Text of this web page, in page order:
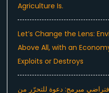
Agriculture Is.
Let’s Change the Lens:
Above All, with an
Exploits or Destroys
مبرمج: دعوة للتحرّر من